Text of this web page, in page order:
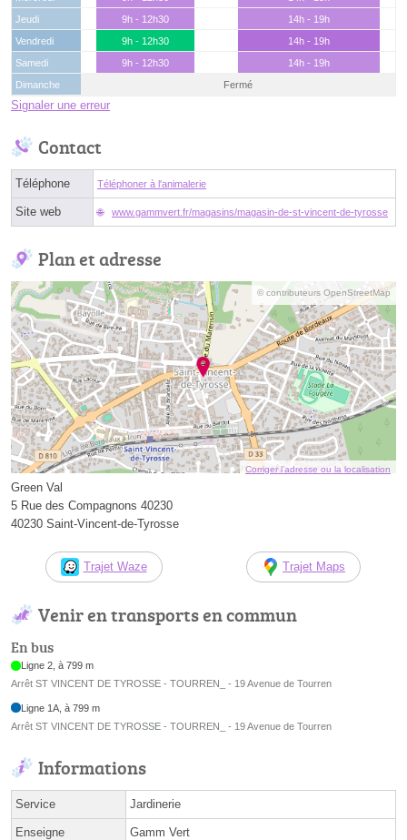
Jeudi
9h - 12h30
14h - 19h
Vendredi
9h - 12h30
14h - 19h
Samedi
9h - 12h30
14h - 19h
Dimanche
Fermé
Signaler une erreur
Contact
Téléphone Téléphoner à l'animalerie
Site web www.gammvert.fr/magasins/magasin-de-st-vincent-de-tyrosse
Plan et adresse
© contributeurs OpenStreetMap
Corriger l’adresse ou la localisation
Green Val
5 Rue des Compagnons 40230
40230 Saint-Vincent-de-Tyrosse
Trajet Waze Trajet Maps
Venir en transports en commun
En bus
Ligne 2, à 799 m
Arrêt ST VINCENT DE TYROSSE - TOURREN_ - 19 Avenue de Tourren
Ligne 1A, à 799 m
Arrêt ST VINCENT DE TYROSSE - TOURREN_ - 19 Avenue de Tourren
Informations
Service Jardinerie
Enseigne Gamm Vert